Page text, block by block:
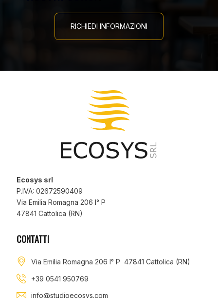
RICHIEDI INFORMAZIONI
Ecosys srl
P.IVA: 02672590409
Via Emilia Romagna 206 I° P
47841 Cattolica (RN)
CONTATTI
Via Emilia Romagna 206 I° P 47841 Cattolica (RN)
+39 0541 950769
info@studioecosys.com